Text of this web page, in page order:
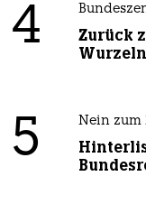
4
Zurück
Wurzeln
5 Nein zum